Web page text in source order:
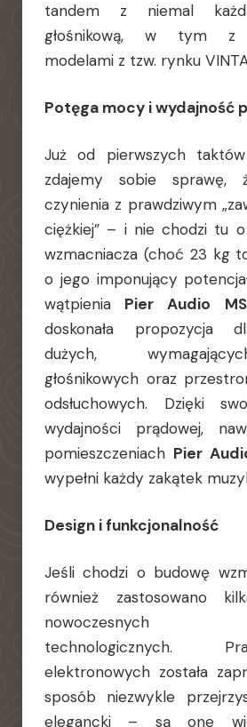
tandem z niemal
głośnikową, w tym z
modelami z tzw. rynku
Potęga mocy i wydajność
Już od pierwszych
zdajemy sobie
czynienia z prawdziwym
ciężkiej” – i nie chodzi tu
wzmacniacza (choć 23 kg
o jego imponujący
wątpienia Pier Audio
doskonała propozycja
dużych,
głośnikowych oraz
odsłuchowych. Dzięki
wydajności prądowej,
pomieszczeniach Pier
wypełni każdy zakątek
Design i funkcjonalność
Jeśli chodzi o budowę
również zastosowano
nowoczesnych
technologicznych.
elektronowych została
sposób niezwykle
elegancki – są one